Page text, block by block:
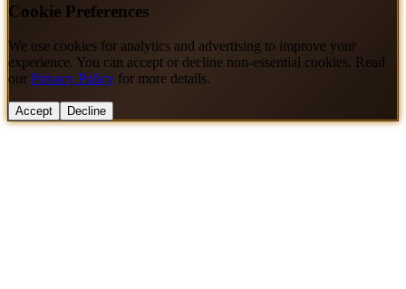
Cookie Preferences
We use cookies for analytics and advertising to improve your
experience. You can accept or decline non-essential cookies. Read
our Privacy Policy for more details.
Accept Decline